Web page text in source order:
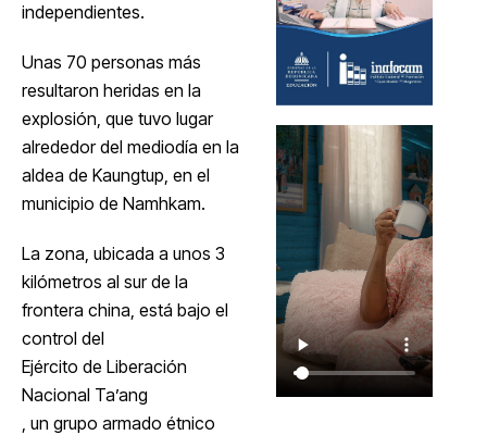
independientes.
Unas 70 personas más
resultaron heridas en la
explosión, que tuvo lugar
alrededor del mediodía en la
aldea de Kaungtup, en el
municipio de Namhkam.
La zona, ubicada a unos 3
kilómetros al sur de la
frontera china, está bajo el
control del
Ejército de Liberación
Nacional Ta’ang
, un grupo armado étnico